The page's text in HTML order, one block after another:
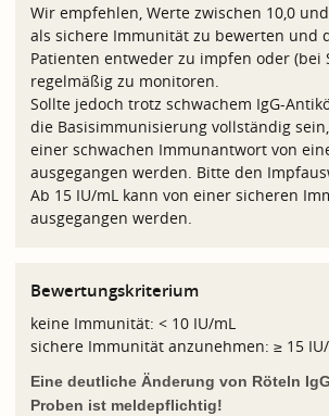
Wir empfehlen, Werte zwischen 10,0
als sichere Immunität zu bewerten und
Patienten entweder zu impfen oder (bei
regelmäßig zu monitoren.
Sollte jedoch trotz schwachem IgG-
die Basisimmunisierung vollständig
einer schwachen Immunantwort von
ausgegangen werden. Bitte den
Ab 15 IU/mL kann von einer sicheren
ausgegangen werden.
Bewertungskriterium
keine Immunität: < 10 IU/mL
sichere Immunität anzunehmen: ≥ 15
Eine deutliche Änderung von Röteln
Proben ist meldepflichtig!